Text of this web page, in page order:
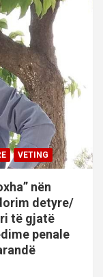
VETING
nën
detyre/
të gjatë
penale